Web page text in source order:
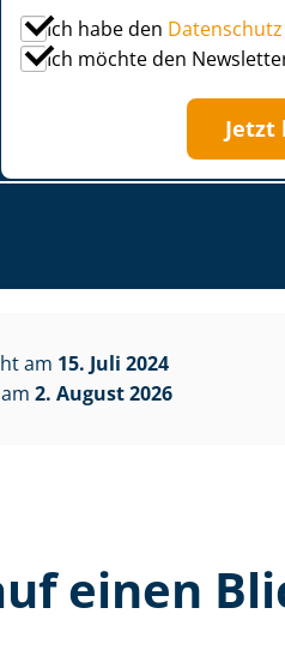
Ich habe den Datenschutz
Ich möchte den
Jetzt
am 15. Juli 2024
2. August 2026
einen